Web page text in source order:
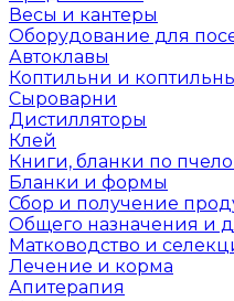
Весы и кантеры
Оборудование для
Автоклавы
Коптильни и
Сыроварни
Дистилляторы
Клей
Книги, бланки по
Бланки и формы
Сбор и получение
Общего назначения и
Матководство и
Лечение и корма
Апитерапия